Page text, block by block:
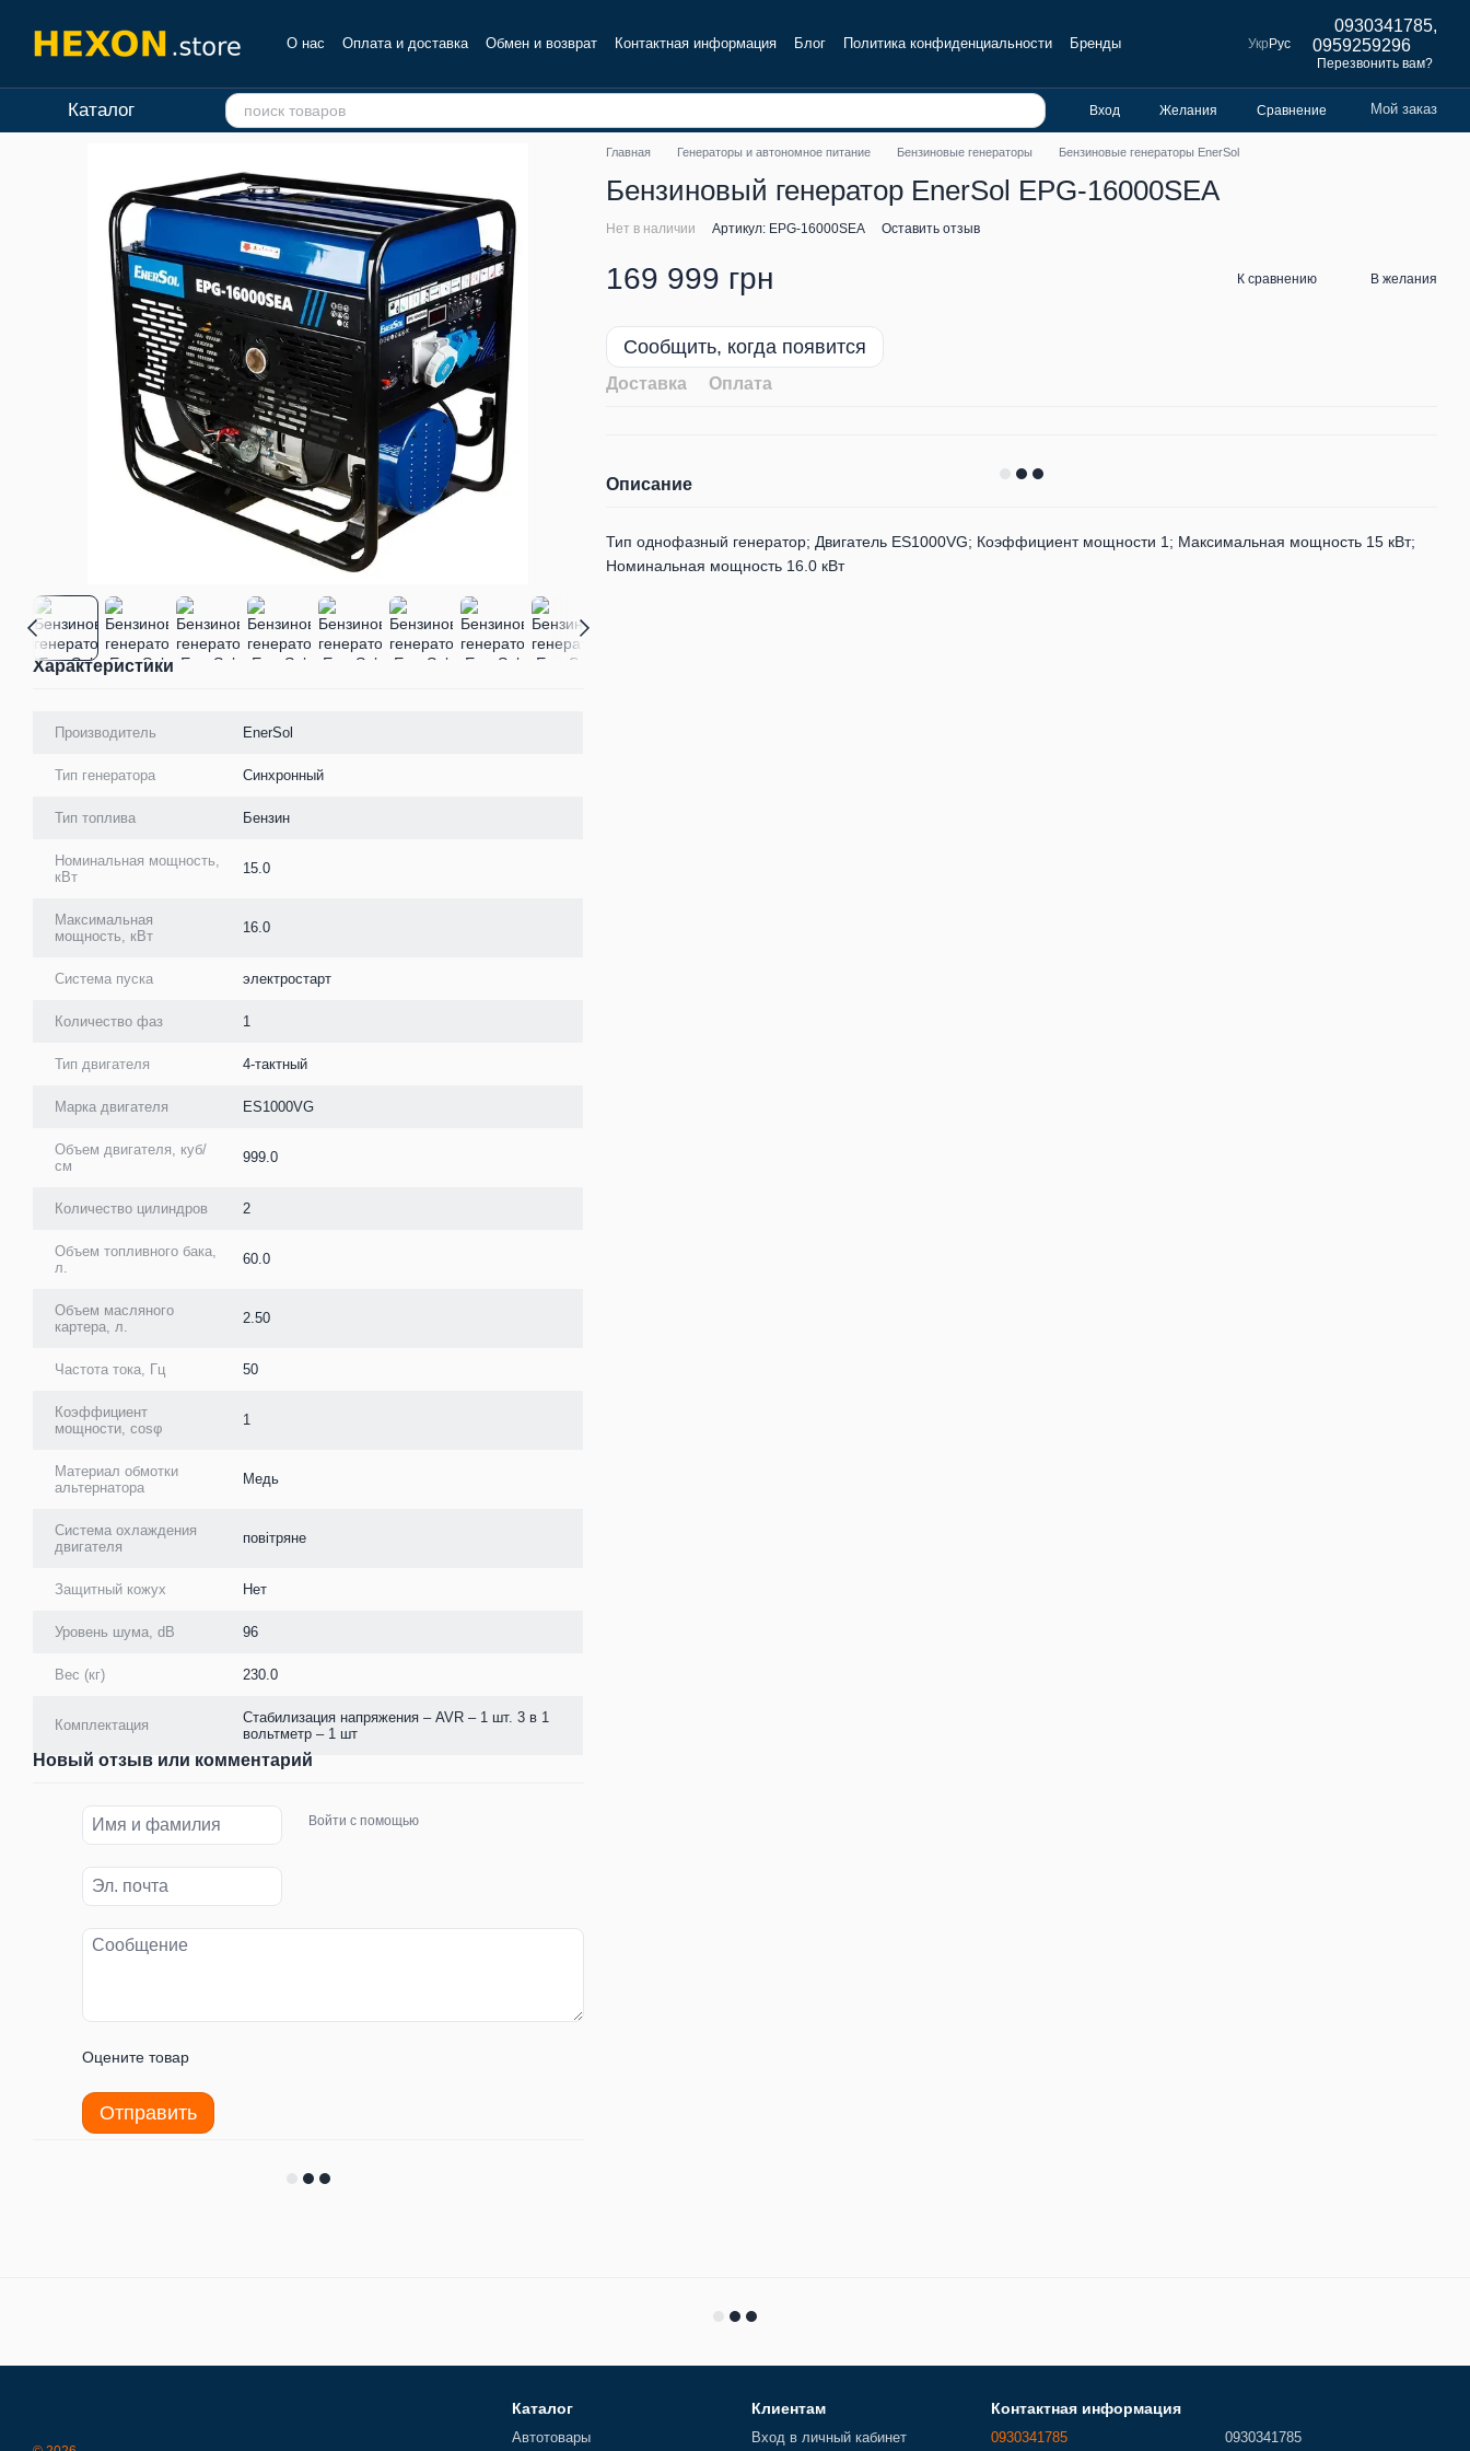
О нас Оплата и доставка Обмен и возврат Контактная информация Блог Политика конфиденциальности
Бренды
Укр Рус
0930341785,
0959259296
Перезвонить вам?
Каталог Вход Желания Сравнение Мой заказ
Характеристики
Производитель EnerSol
Тип генератора Синхронный
Тип топлива Бензин
Номинальная мощность,
кВт
15.0
Максимальная
мощность, кВт
16.0
Система пуска электростарт
Количество фаз 1
Тип двигателя 4-тактный
Марка двигателя ES1000VG
Объем двигателя, куб/
см
999.0
Количество цилиндров 2
Объем топливного бака,
л.
60.0
Объем масляного
картера, л.
2.50
Частота тока, Гц 50
Коэффициент
мощности, cosφ
1
Материал обмотки
альтернатора
Медь
Система охлаждения
двигателя
повітряне
Защитный кожух Нет
Уровень шума, dB 96
Вес (кг) 230.0
Комплектация
Стабилизация напряжения – AVR – 1 шт. 3 в 1
вольтметр – 1 шт
Новый отзыв или комментарий
Войти с помощью
Оцените товар
Отправить
Главная Генераторы и автономное питание Бензиновые генераторы Бензиновые генераторы EnerSol
Бензиновый генератор EnerSol EPG-16000SEA
Нет в наличии Артикул: EPG-16000SEA Оставить отзыв
169 999 грн К сравнению В желания
Сообщить, когда появится
Доставка Оплата
Описание
Тип однофазный генератор; Двигатель ES1000VG; Коэффициент мощности 1; Максимальная мощность 15 кВт;
Номинальная мощность 16.0 кВт
Каталог
Автотовары
Клиентам
Вход в личный кабинет
Контактная информация
0930341785 0930341785